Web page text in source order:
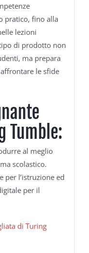
pratico, fino alla
lezioni
di prodotto non
ma prepara
le sfide
Tumble:
al meglio
scolastico.
per l’istruzione ed
per il
di Turing